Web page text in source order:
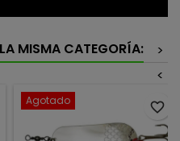
MISMA CATEGORÍA:
>
<
Agotado favorite_border